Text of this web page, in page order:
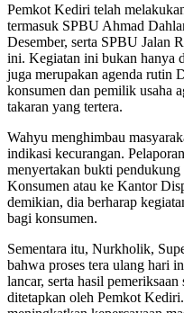
Pemkot Kediri telah
termasuk SPBU Ahmad
Desember, serta SPBU Jalan
ini. Kegiatan ini bukan hanya
juga merupakan agenda rutin
konsumen dan pemilik usaha
takaran yang tertera.
Wahyu menghimbau
indikasi kecurangan.
menyertakan bukti
Konsumen atau ke Kantor
demikian, dia berharap
bagi konsumen.
Sementara itu, Nurkholik,
bahwa proses tera ulang hari
lancar, serta hasil
ditetapkan oleh Pemkot